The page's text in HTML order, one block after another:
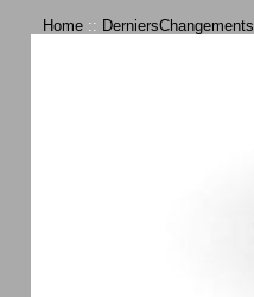
Home :: DerniersChangements